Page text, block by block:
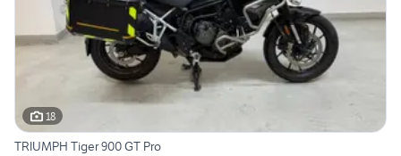
18
TRIUMPH Tiger 900 GT Pro